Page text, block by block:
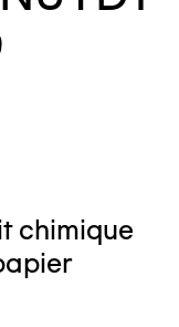
chimique